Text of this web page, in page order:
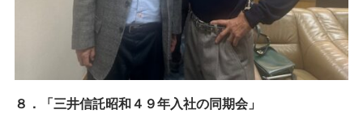
８．「三井信託昭和４９年入社の同期会」